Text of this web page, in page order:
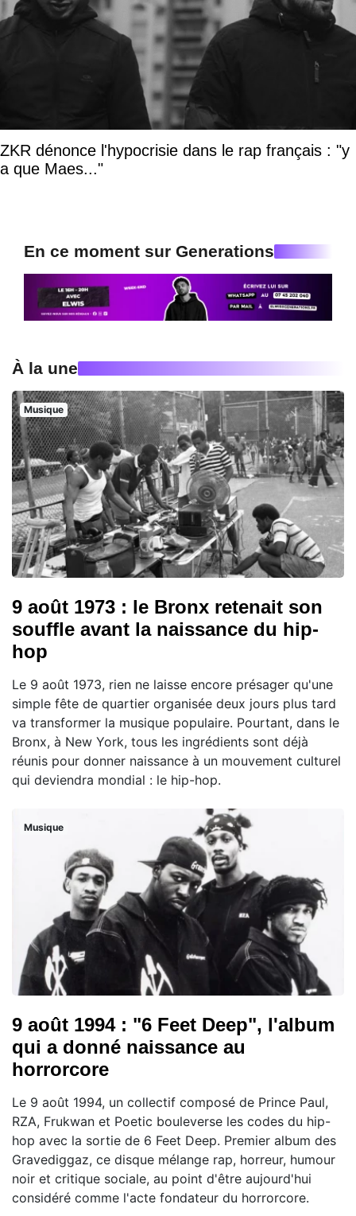
ZKR dénonce l'hypocrisie dans le rap français : "y
a que Maes..."
En ce moment sur Generations
À la une
Musique
9 août 1973 : le Bronx retenait son
souffle avant la naissance du hip-
hop
Le 9 août 1973, rien ne laisse encore présager qu'une
simple fête de quartier organisée deux jours plus tard
va transformer la musique populaire. Pourtant, dans le
Bronx, à New York, tous les ingrédients sont déjà
réunis pour donner naissance à un mouvement culturel
qui deviendra mondial : le hip-hop.
Musique
9 août 1994 : "6 Feet Deep", l'album
qui a donné naissance au
horrorcore
Le 9 août 1994, un collectif composé de Prince Paul,
RZA, Frukwan et Poetic bouleverse les codes du hip-
hop avec la sortie de 6 Feet Deep. Premier album des
Gravediggaz, ce disque mélange rap, horreur, humour
noir et critique sociale, au point d'être aujourd'hui
considéré comme l'acte fondateur du horrorcore.